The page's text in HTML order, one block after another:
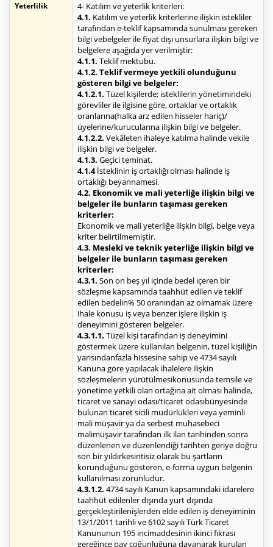
Yeterlilik
4- Katılım ve yeterlik kriterleri:
4.1. Katılım ve yeterlik kriterlerine ilişkin istekliler
tarafından e-teklif kapsamında sunulması gereken
bilgi vebelgeler ile fiyat dışı unsurlara ilişkin bilgi ve
belgelere aşağıda yer verilmiştir:
4.1.1. Teklif mektubu.
4.1.2. Teklif vermeye yetkili olunduğunu
gösteren bilgi ve belgeler:
4.1.2.1. Tüzel kişilerde; isteklilerin yönetimindeki
görevliler ile ilgisine göre, ortaklar ve ortaklık
oranlarına(halka arz edilen hisseler hariç)/
üyelerine/kurucularına ilişkin bilgi ve belgeler.
4.1.2.2. Vekâleten ihaleye katılma halinde vekile
ilişkin bilgi ve belgeler.
4.1.3. Geçici teminat.
4.1.4İsteklinin iş ortaklığı olması halinde iş
ortaklığı beyannamesi.
4.2. Ekonomik ve mali yeterliğe ilişkin bilgi ve
belgeler ile bunların taşıması gereken
kriterler:
Ekonomik ve mali yeterliğe ilişkin bilgi, belge veya
kriter belirtilmemiştir.
4.3. Mesleki ve teknik yeterliğe ilişkin bilgi ve
belgeler ile bunların taşıması gereken
kriterler:
4.3.1. Son on beş yıl içinde bedel içeren bir
sözleşme kapsamında taahhüt edilen ve teklif
edilen bedelin% 50 oranından az olmamak üzere
ihale konusu iş veya benzer işlere ilişkin iş
deneyimini gösteren belgeler.
4.3.1.1. Tüzel kişi tarafından iş deneyimini
göstermek üzere kullanılan belgenin, tüzel kişiliğin
yarısındanfazla hissesine sahip ve 4734 sayılı
Kanuna göre yapılacak ihalelere ilişkin
sözleşmelerin yürütülmesikonusunda temsile ve
yönetime yetkili olan ortağına ait olması halinde,
ticaret ve sanayi odası/ticaret odasıbünyesinde
bulunan ticaret sicili müdürlükleri veya yeminli
mali müşavir ya da serbest muhasebeci
malimüşavir tarafından ilk ilan tarihinden sonra
düzenlenen ve düzenlendiği tarihten geriye doğru
son bir yıldırkesintisiz olarak bu şartların
korunduğunu gösteren, e-forma uygun belgenin
kullanılması zorunludur.
4.3.1.2. 4734 sayılı Kanun kapsamındaki idarelere
taahhüt edilenler dışında yurt dışında
gerçekleştirilenişlerden elde edilen iş deneyiminin
13/1/2011 tarihli ve 6102 sayılı Türk Ticaret
Kanununun 195 incimaddesinin ikinci fıkrası
gereğince pay çoğunluğuna dayanarak kurulan